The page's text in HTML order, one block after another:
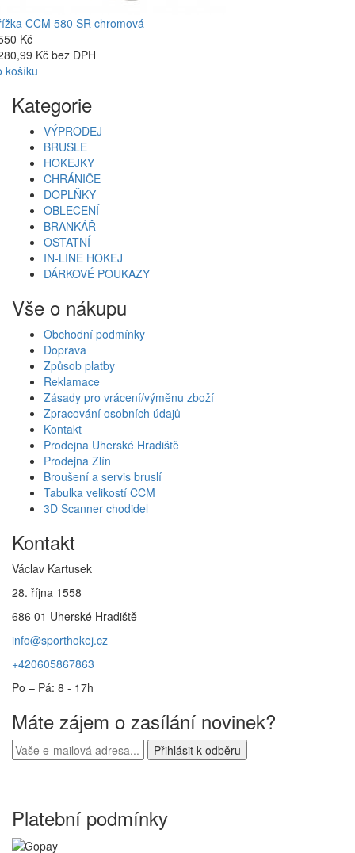
CCM 580 SR chromová
Kč
Kč bez DPH
košíku
Kategorie
VÝPRODEJ
BRUSLE
HOKEJKY
CHRÁNIČE
DOPLŇKY
OBLEČENÍ
BRANKÁŘ
OSTATNÍ
IN-LINE HOKEJ
DÁRKOVÉ POUKAZY
Vše o nákupu
Obchodní podmínky
Doprava
Způsob platby
Reklamace
Zásady pro vrácení/výměnu zboží
Zpracování osobních údajů
Kontakt
Prodejna Uherské Hradiště
Prodejna Zlín
Broušení a servis bruslí
Tabulka velikostí CCM
3D Scanner chodidel
Kontakt
Václav Kartusek
28. října 1558
686 01 Uherské Hradiště
info@sporthokej.cz
+420605867863
Po – Pá: 8 - 17h
Máte zájem o zasílání novinek?
Platební podmínky